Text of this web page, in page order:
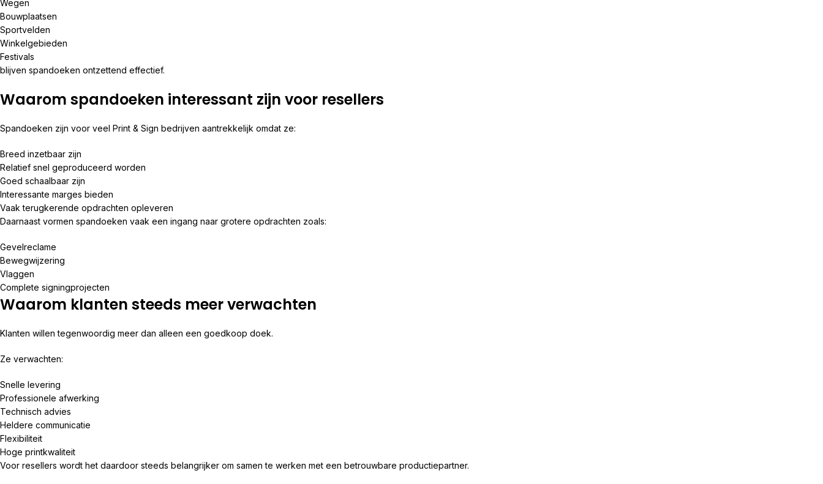
Wegen
Bouwplaatsen
Sportvelden
Winkelgebieden
Festivals
blijven spandoeken ontzettend effectief.
Waarom spandoeken interessant zijn voor resellers
Spandoeken zijn voor veel Print & Sign bedrijven aantrekkelijk omdat ze:
Breed inzetbaar zijn
Relatief snel geproduceerd worden
Goed schaalbaar zijn
Interessante marges bieden
Vaak terugkerende opdrachten opleveren
Daarnaast vormen spandoeken vaak een ingang naar grotere opdrachten zoals:
Gevelreclame
Bewegwijzering
Vlaggen
Complete signingprojecten
Waarom klanten steeds meer verwachten
Klanten willen tegenwoordig meer dan alleen een goedkoop doek.
Ze verwachten:
Snelle levering
Professionele afwerking
Technisch advies
Heldere communicatie
Flexibiliteit
Hoge printkwaliteit
Voor resellers wordt het daardoor steeds belangrijker om samen te werken met een betrouwbare productiepartner.